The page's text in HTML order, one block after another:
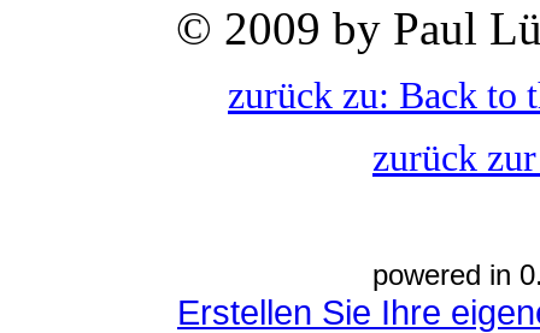
© 2009 by Paul
zurück zu: Back to
zurück
powered in
Erstellen Sie Ihre